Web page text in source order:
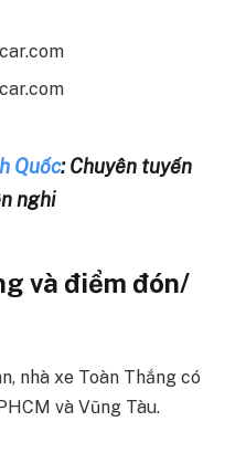
Quốc: Chuyên tuyến
nghi
và điểm đón/
nhà xe Toàn Thắng có
và Vũng Tàu.